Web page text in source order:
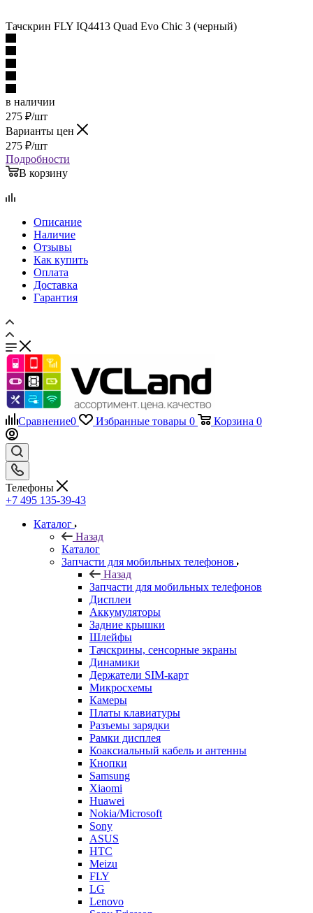
в наличии
275₽/шт
Варианты цен
275₽/шт
Подробности
В корзину
Наличие
Отзывы
Как купить
Оплата
Доставка
Гарантия
Сравнение 0 Избранные товары 0
Телефоны
+7 495 135-39-43
Назад
Каталог
Запчасти для мобильных телефонов
Назад
Запчасти для мобильных телефонов
Дисплеи
Аккумуляторы
Задние крышки
Шлейфы
Тачскрины, сенсорные экраны
Динамики
Держатели SIM-карт
Микросхемы
Камеры
Платы клавиатуры
Разъемы зарядки
Рамки дисплея
Коаксиальный кабель и антенны
Кнопки
Samsung
Xiaomi
Huawei
Nokia/Microsoft
Sony
ASUS
HTC
Meizu
FLY
LG
Lenovo
Sony Ericsson